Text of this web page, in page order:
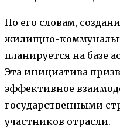
По его словам,
жилищно-
планируется на базе
Эта инициатива
эффективное
государственными
участников отрасли.